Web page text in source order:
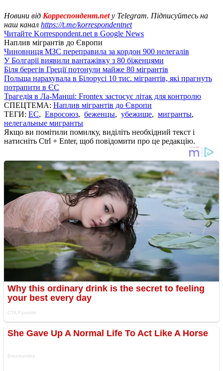
Новини від Корреспондент.netу Telegram. Підписуйтесь на
наш канал https://t.me/korrespondentnet
Читайте Korrespondent.net в Google News
Наплив мігрантів до Європи
Чиновниця МЗС переправила за кордон 900 нелегалів
У Болгарії виявили вантажівку з 80 біженцями
Біля берегів Греції потонули майже 80 мігрантів
Польща нарахувала в Білорусі 10 тис. мігрантів, які прагнуть
потрапити в ЄС
Трагедія в Ла-Манші: Frontex застосує літак для контролю
СПЕЦТЕМА: Наплив мігрантів до Європи
ТЕГИ: ЕС, Евросоюз, беженцы, убежище, мигранты,
нелегальные мигранты
Якщо ви помітили помилку, виділіть необхідний текст і
натисніть Ctrl + Enter, щоб повідомити про це редакцію.